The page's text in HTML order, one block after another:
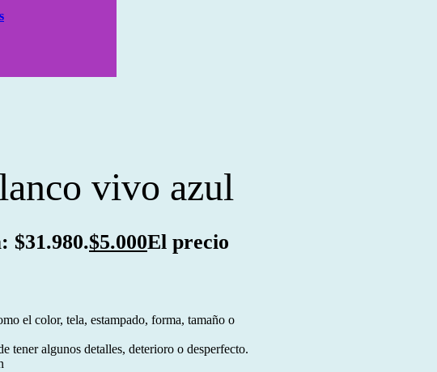
vivo azul
$31.980.$5.000El precio
el color, tela, estampado, forma, tamaño o
tener algunos detalles, deterioro o desperfecto.